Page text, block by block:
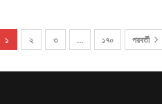
১ ২ ৩ … ১৭০ পরবর্তী